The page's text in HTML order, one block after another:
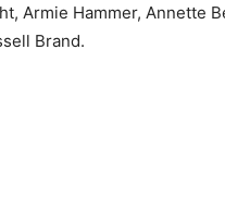
Armie Hammer, Annette
Brand.